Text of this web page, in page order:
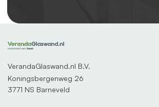
VerandaGlaswand.nl B.V.
Koningsbergenweg 26
3771 NS Barneveld